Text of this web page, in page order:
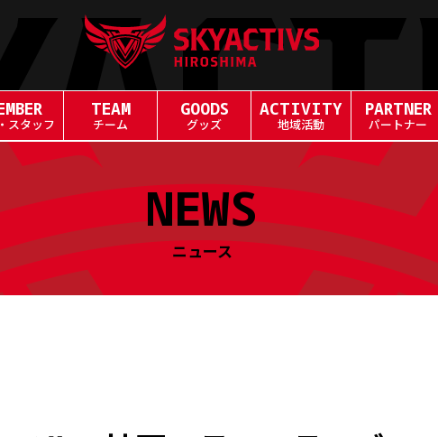
スタッフ
TEAM
チーム
GOODS
グッズ
ACTIVITY
地域活動
PARTNER
パートナー
NEWS
ニュース